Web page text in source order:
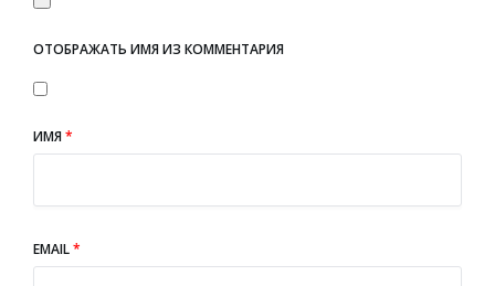
ОТОБРАЖАТЬ ИМЯ ИЗ КОММЕНТАРИЯ
ИМЯ*
EMAIL*